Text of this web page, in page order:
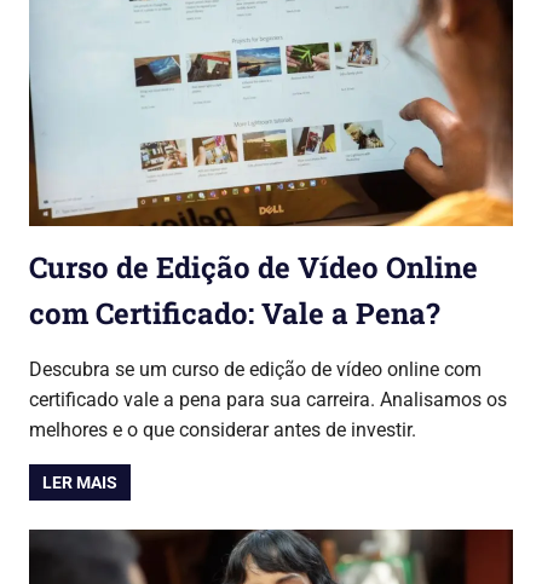
Curso de Edição de Vídeo Online
com Certificado: Vale a Pena?
Descubra se um curso de edição de vídeo online com
certificado vale a pena para sua carreira. Analisamos os
melhores e o que considerar antes de investir.
LER MAIS